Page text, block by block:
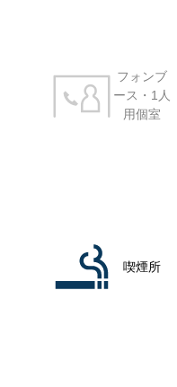
フォンブ
ース・1人
用個室
喫煙所